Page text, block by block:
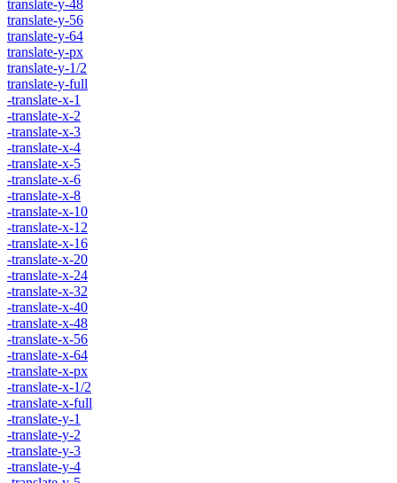
translate-y-48
translate-y-56
translate-y-64
translate-y-px
translate-y-1/2
translate-y-full
-translate-x-1
-translate-x-2
-translate-x-3
-translate-x-4
-translate-x-5
-translate-x-6
-translate-x-8
-translate-x-10
-translate-x-12
-translate-x-16
-translate-x-20
-translate-x-24
-translate-x-32
-translate-x-40
-translate-x-48
-translate-x-56
-translate-x-64
-translate-x-px
-translate-x-1/2
-translate-x-full
-translate-y-1
-translate-y-2
-translate-y-3
-translate-y-4